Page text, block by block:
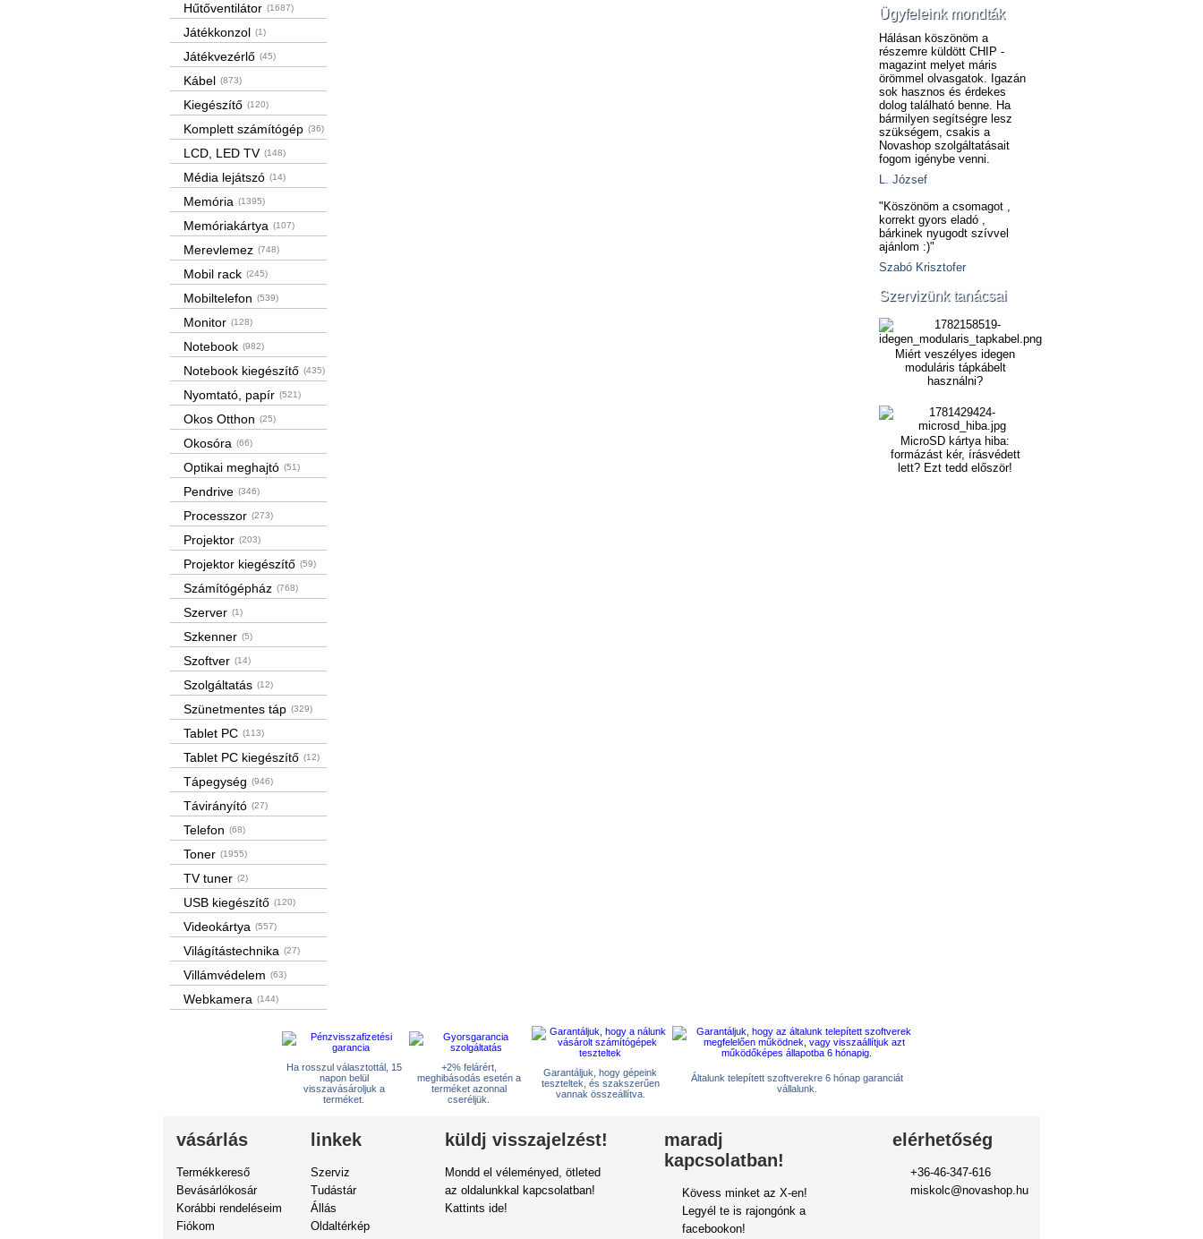
Hűtőventilátor (1687)
Játékkonzol (1)
Játékvezérlő (45)
Kábel (873)
Kiegészítő (120)
Komplett számítógép (36)
LCD, LED TV (148)
Média lejátszó (14)
Memória (1395)
Memóriakártya (107)
Merevlemez (748)
Mobil rack (245)
Mobiltelefon (539)
Monitor (128)
Notebook (982)
Notebook kiegészítő (435)
Nyomtató, papír (521)
Okos Otthon (25)
Okosóra (66)
Optikai meghajtó (51)
Pendrive (346)
Processzor (273)
Projektor (203)
Projektor kiegészítő (59)
Számítógépház (768)
Szerver (1)
Szkenner (5)
Szoftver (14)
Szolgáltatás (12)
Szünetmentes táp (329)
Tablet PC (113)
Tablet PC kiegészítő (12)
Tápegység (946)
Távirányító (27)
Telefon (68)
Toner (1955)
TV tuner (2)
USB kiegészítő (120)
Videokártya (557)
Világítástechnika (27)
Villámvédelem (63)
Webkamera (144)
Ügyfeleink mondták
Hálásan köszönöm a
részemre küldött CHIP -
magazint melyet máris
örömmel olvasgatok. Igazán
sok hasznos és érdekes
dolog található benne. Ha
bármilyen segítségre lesz
szükségem, csakis a
Novashop szolgáltatásait
fogom igénybe venni.
L. József
"Köszönöm a csomagot ,
korrekt gyors eladó ,
bárkinek nyugodt szívvel
ajánlom :)"
Szabó Krisztofer
Szervizünk tanácsai
Miért veszélyes idegen
moduláris tápkábelt
használni?
MicroSD kártya hiba:
formázást kér, írásvédett
lett? Ezt tedd először!
Ha rosszul választottál, 15
napon belül
visszavásároljuk a
terméket.
+2% felárért,
meghibásodás esetén a
terméket azonnal
cseréljük.
Garantáljuk, hogy gépeink
teszteltek, és szakszerűen
vannak összeállítva.
Általunk telepített szoftverekre 6 hónap garanciát
vállalunk.
vásárlás
Termékkereső
Bevásárlókosár
Korábbi rendeléseim
Fiókom
linkek
Szerviz
Tudástár
Állás
Oldaltérkép
küldj visszajelzést!
Mondd el véleményed, ötleted
az oldalunkkal kapcsolatban!
Kattints ide!
maradj
kapcsolatban!
Kövess minket az X-en!
Legyél te is rajongónk a
facebookon!
elérhetőség
+36-46-347-616
miskolc@novashop.hu